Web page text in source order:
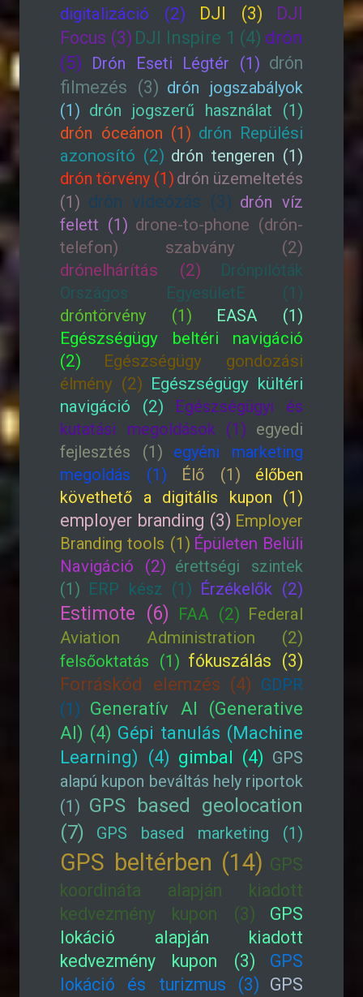
digitalizáció (2) DJI (3)
DJI
Focus (3) DJI Inspire 1 (4) drón
(5)
Drón Eseti Légtér (1) drón
filmezés (3) drón jogszabályok
(1) drón jogszerű használat (1)
drón óceánon (1) drón Repülési
azonosító (2) drón tengeren (1)
drón törvény (1) drón üzemeltetés
(1) drón videózás (3) drón víz
felett (1) drone-to-phone (drón-
telefon) szabvány (2)
drónelhárítás (2)
Drónpilóták
Országos EgyesületE (1)
dróntörvény (1)
EASA (1)
Egészségügy beltéri navigáció
(2)
Egészségügy gondozási
élmény (2) Egészségügy kültéri
navigáció (2)
Egészségügyi és
kutatási megoldások (1) egyedi
fejlesztés (1)
egyéni marketing
megoldás (1)
Élő (1)
élőben
követhető a digitális kupon (1)
employer branding (3) Employer
Branding tools (1) Épületen Belüli
Navigáció (2) érettségi szintek
(1) ERP kész (1) Érzékelők (2)
Estimote (6) FAA (2) Federal
Aviation Administration (2)
felsőoktatás (1) fókuszálás (3)
Forráskód elemzés (4) GDPR
(1) Generatív AI (Generative
AI) (4) Gépi tanulás (Machine
Learning) (4) gimbal (4) GPS
alapú kupon beváltás hely riportok
(1) GPS based geolocation
(7)
GPS based marketing (1)
GPS beltérben (14) GPS
koordináta alapján kiadott
kedvezmény kupon (3)
GPS
lokáció alapján kiadott
kedvezmény kupon (3)
GPS
lokáció és turizmus (3) GPS